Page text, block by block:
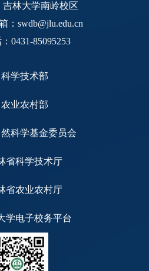
学南岭校区
：swdb@jlu.edu.cn
0431-85095253
科学技术部
农业农村部
科学基金委员会
省科学技术厅
省农业农村厅
学电子校务平台